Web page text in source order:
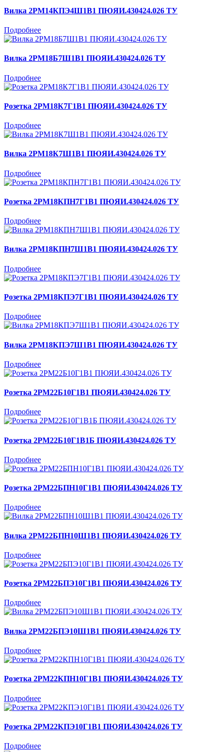
Вилка 2РМ14КПЭ4Ш1В1 ПЮЯИ.430424.026 ТУ
Подробнее
Вилка 2РМ18Б7Ш1В1 ПЮЯИ.430424.026 ТУ
Подробнее
Розетка 2РМ18К7Г1В1 ПЮЯИ.430424.026 ТУ
Подробнее
Вилка 2РМ18К7Ш1В1 ПЮЯИ.430424.026 ТУ
Подробнее
Розетка 2РМ18КПН7Г1В1 ПЮЯИ.430424.026 ТУ
Подробнее
Вилка 2РМ18КПН7Ш1В1 ПЮЯИ.430424.026 ТУ
Подробнее
Розетка 2РМ18КПЭ7Г1В1 ПЮЯИ.430424.026 ТУ
Подробнее
Вилка 2РМ18КПЭ7Ш1В1 ПЮЯИ.430424.026 ТУ
Подробнее
Розетка 2РМ22Б10Г1В1 ПЮЯИ.430424.026 ТУ
Подробнее
Розетка 2РМ22Б10Г1В1Б ПЮЯИ.430424.026 ТУ
Подробнее
Розетка 2РМ22БПН10Г1В1 ПЮЯИ.430424.026 ТУ
Подробнее
Вилка 2РМ22БПН10Ш1В1 ПЮЯИ.430424.026 ТУ
Подробнее
Розетка 2РМ22БПЭ10Г1В1 ПЮЯИ.430424.026 ТУ
Подробнее
Вилка 2РМ22БПЭ10Ш1В1 ПЮЯИ.430424.026 ТУ
Подробнее
Розетка 2РМ22КПН10Г1В1 ПЮЯИ.430424.026 ТУ
Подробнее
Розетка 2РМ22КПЭ10Г1В1 ПЮЯИ.430424.026 ТУ
Подробнее